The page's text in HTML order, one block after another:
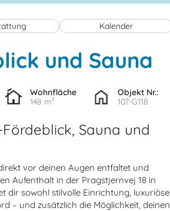
Kalender
und Sauna
Wohnfläche
148 m²
Objekt Nr.:
107-G118
Sauna und
vor deinen Augen entfaltet und
Aufenthalt in der Pragstjernvej 18 in
dir sowohl stilvolle Einrichtung, luxuriöse
– und zusätzlich die Möglichkeit, deinen